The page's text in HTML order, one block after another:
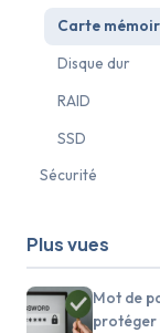
Carte
Disque dur
RAID
SSD
Sécurité
Plus vues
Mot de
protéger